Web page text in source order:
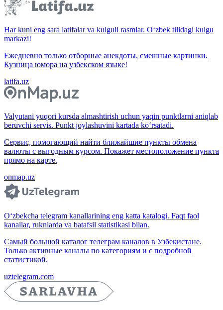
Har kuni eng sara latifalar va kulguli rasmlar. O‘zbek tilidagi kulgu
markazi!
Ежедневно только отборные анекдоты, смешные картинки.
Кузница юмора на узбекском языке!
latifa.uz
Valyutani yuqori kursda almashtirish uchun yaqin punktlarni aniqlab
beruvchi servis. Punkt joylashuvini kartada ko‘rsatadi.
Сервис, помогающий найти ближайшие пункты обмена
валюты с выгодным курсом. Покажет местоположение пункта
прямо на карте.
onmap.uz
O‘zbekcha telegram kanallarining eng katta katalogi. Faqt faol
kanallar, ruknlarda va batafsil statistikasi bilan.
Самый большой каталог телеграм каналов в Узбекистане.
Только активные каналы по категориям и с подробной
статистикой.
uztelegram.com